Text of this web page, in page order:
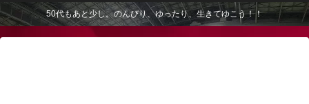
50代もあと少し。のんびり、ゆったり、生きてゆこう！！